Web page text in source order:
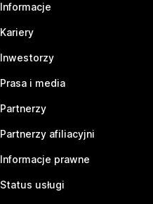
Informacje
Kariery
Inwestorzy
Prasa i media
Partnerzy
Partnerzy afiliacyjni
Informacje prawne
Status usługi